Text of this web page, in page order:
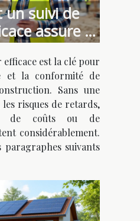
un suivi de
assure la
de votre
?
est la clé pour
et la conformité de
Sans une
risques de retards,
de coûts ou de
considérablement.
paragraphes suivants